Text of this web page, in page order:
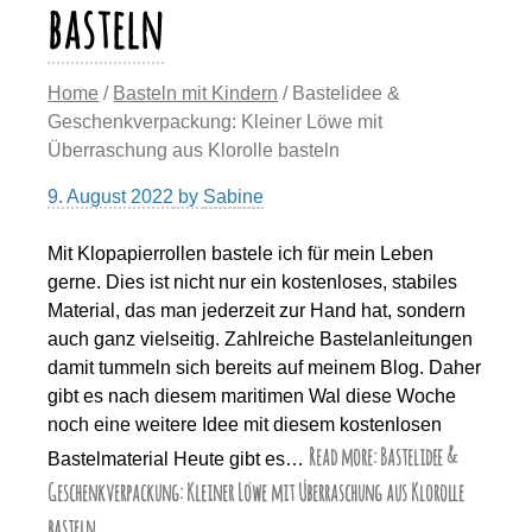
basteln
Home / Basteln mit Kindern / Bastelidee &
Geschenkverpackung: Kleiner Löwe mit
Überraschung aus Klorolle basteln
9. August 2022 by Sabine
Mit Klopapierrollen bastele ich für mein Leben
gerne. Dies ist nicht nur ein kostenloses, stabiles
Material, das man jederzeit zur Hand hat, sondern
auch ganz vielseitig. Zahlreiche Bastelanleitungen
damit tummeln sich bereits auf meinem Blog. Daher
gibt es nach diesem maritimen Wal diese Woche
noch eine weitere Idee mit diesem kostenlosen
Bastelmaterial Heute gibt es… Read more: Bastelidee &
Geschenkverpackung: Kleiner Löwe mit Überraschung aus Klorolle